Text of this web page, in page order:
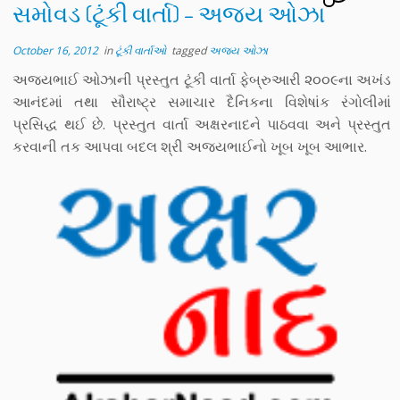
સમોવડ (ટૂંકી વાર્તા) – અજય ઓઝા
October 16, 2012inટૂંકી વાર્તાઓ taggedઅજય ઓઝા
અજયભાઈ ઓઝાની પ્રસ્તુત ટૂંકી વાર્તા ફેબ્રુઆરી ૨૦૦૯ના અખંડ
આનંદમાં તથા સૌરાષ્ટ્ર સમાચાર દૈનિકના વિશેષાંક રંગોલીમાં
પ્રસિદ્ધ થઈ છે. પ્રસ્તુત વાર્તા અક્ષરનાદને પાઠવવા અને પ્રસ્તુત
કરવાની તક આપવા બદલ શ્રી અજયભાઈનો ખૂબ ખૂબ આભાર.